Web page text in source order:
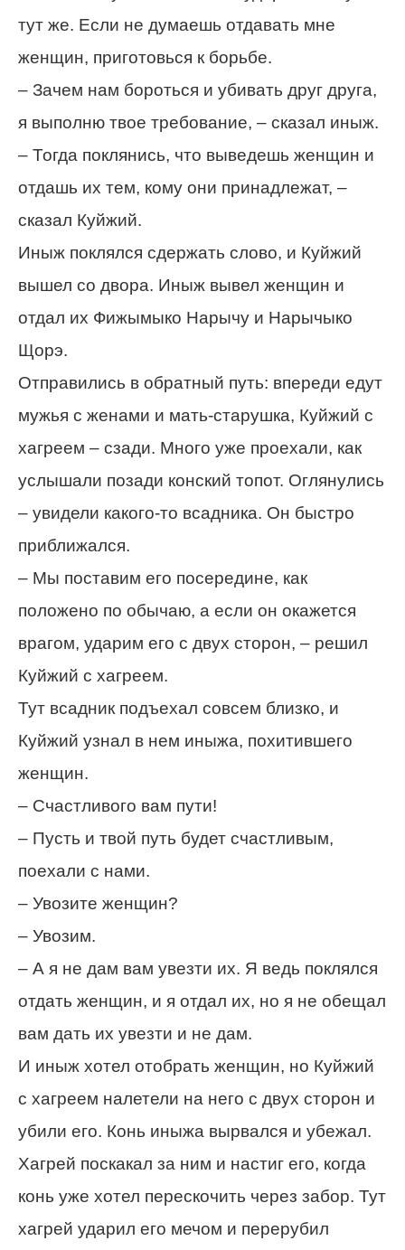
тут же. Если не думаешь отдавать мне
женщин, приготовься к борьбе.
– Зачем нам бороться и убивать друг друга,
я выполню твое требование, – сказал иныж.
– Тогда поклянись, что выведешь женщин и
отдашь их тем, кому они принадлежат, –
сказал Куйжий.
Иныж поклялся сдержать слово, и Куйжий
вышел со двора. Иныж вывел женщин и
отдал их Фижымыко Нарычу и Нарычыко
Щорэ.
Отправились в обратный путь: впереди едут
мужья с женами и мать-старушка, Куйжий с
хагреем – сзади. Много уже проехали, как
услышали позади конский топот. Оглянулись
– увидели какого-то всадника. Он быстро
приближался.
– Мы поставим его посередине, как
положено по обычаю, а если он окажется
врагом, ударим его с двух сторон, – решил
Куйжий с хагреем.
Тут всадник подъехал совсем близко, и
Куйжий узнал в нем иныжа, похитившего
женщин.
– Счастливого вам пути!
– Пусть и твой путь будет счастливым,
поехали с нами.
– Увозите женщин?
– Увозим.
– А я не дам вам увезти их. Я ведь поклялся
отдать женщин, и я отдал их, но я не обещал
вам дать их увезти и не дам.
И иныж хотел отобрать женщин, но Куйжий
с хагреем налетели на него с двух сторон и
убили его. Конь иныжа вырвался и убежал.
Хагрей поскакал за ним и настиг его, когда
конь уже хотел перескочить через забор. Тут
хагрей ударил его мечом и перерубил